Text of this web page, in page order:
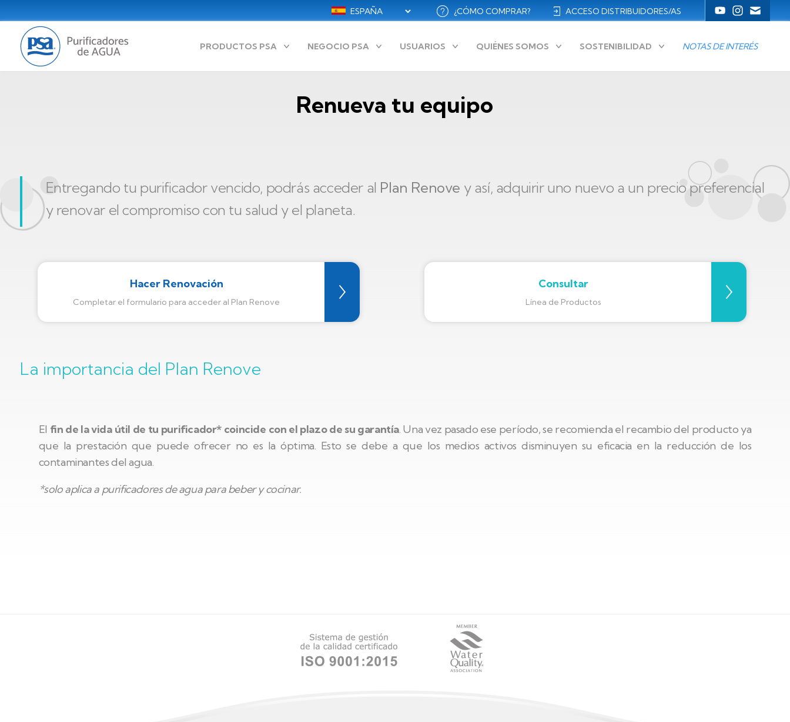
al
contenido
principal
Select
your
Menú
secundario
¿CÓMO COMPRAR? ACCESO DISTRIBUIDORES/AS
Menú
Redes
PRODUCTOS PSA NEGOCIO PSA USUARIOS QUIÉNES SOMOS SOSTENIBILIDAD NOTAS DE INTERÉS
Renueva tu equipo
Entregando tu purificador vencido, podrás acceder al Plan Renove y así, adquirir uno nuevo a un precio preferencial
y renovar el compromiso con tu salud y el planeta.
Hacer Renovación
Completar el formulario para acceder al Plan Renove
Consultar
Línea de Productos
La importancia del Plan Renove
El fin de la vida útil de tu purificador* coincide con el plazo de su garantía. Una vez pasado ese período, se recomienda el recambio del producto ya
que la prestación que puede ofrecer no es la óptima. Esto se debe a que los medios activos disminuyen su eficacia en la reducción de los
contaminantes del agua.
*solo aplica a purificadores de agua para beber y cocinar.